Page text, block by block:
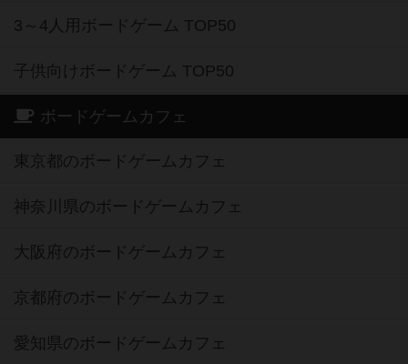
3～4人用ボードゲーム TOP50
子供向けボードゲーム TOP50
ボードゲームカフェ
東京都のボードゲームカフェ
神奈川県のボードゲームカフェ
大阪府のボードゲームカフェ
京都府のボードゲームカフェ
愛知県のボードゲームカフェ